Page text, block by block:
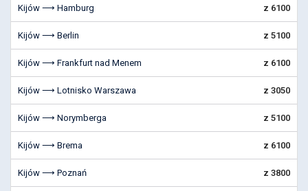
Kijów ⟶ Hamburg z 6100
Kijów ⟶ Berlin z 5100
Kijów ⟶ Frankfurt nad Menem z 6100
Kijów ⟶ Lotnisko Warszawa z 3050
Kijów ⟶ Norymberga z 5100
Kijów ⟶ Brema z 6100
Kijów ⟶ Poznań z 3800